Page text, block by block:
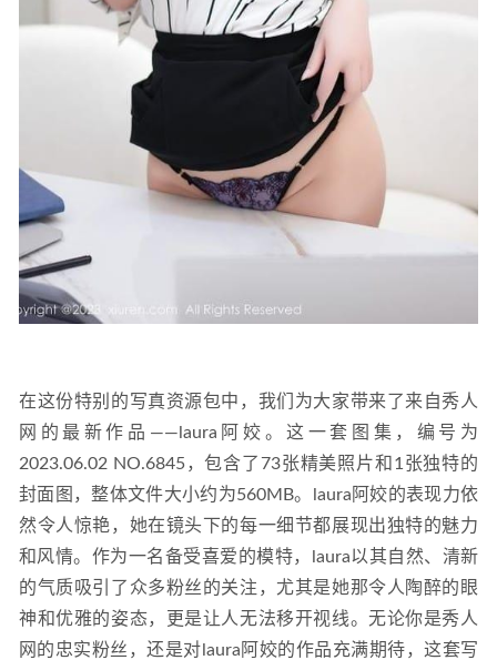
在这份特别的写真资源包中，我们为大家带来了来自秀人
网的最新作品——laura阿姣。这一套图集，编号为
2023.06.02 NO.6845，包含了73张精美照片和1张独特的
封面图，整体文件大小约为560MB。laura阿姣的表现力依
然令人惊艳，她在镜头下的每一细节都展现出独特的魅力
和风情。作为一名备受喜爱的模特，laura以其自然、清新
的气质吸引了众多粉丝的关注，尤其是她那令人陶醉的眼
神和优雅的姿态，更是让人无法移开视线。无论你是秀人
网的忠实粉丝，还是对laura阿姣的作品充满期待，这套写